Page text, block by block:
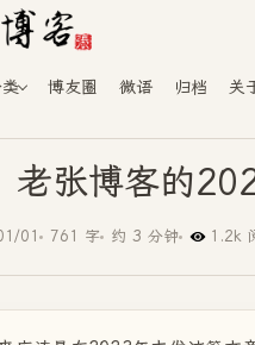
博友圈 微语 归档 关
老张博客的
01 761 字 约 3 分钟 1.2k